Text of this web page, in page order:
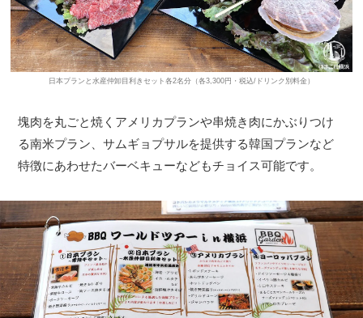
日本プランと水産仲卸目利きセット各2名分（各3,300円・税込/ドリンク別料金）
塊肉を丸ごと焼くアメリカプランや串焼き肉にかぶりつけ
る南米プラン、サムギョプサルを提供する韓国プランなど
特徴にあわせたバーベキューなどもチョイス可能です。